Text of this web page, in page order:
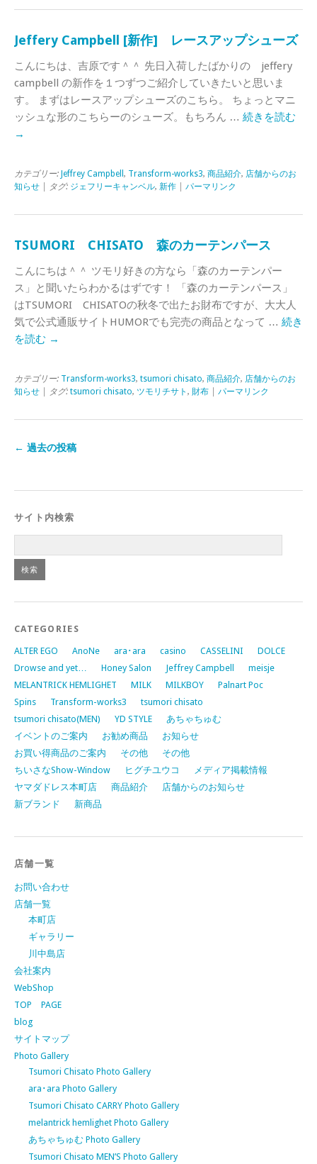
Jeffery Campbell [新作] レースアップシューズ
こんにちは、吉原です＾＾ 先日入荷したばかりの jeffery
campbell の新作を１つずつご紹介していきたいと思いま
す。 まずはレースアップシューズのこちら。 ちょっとマニ
ッシュな形のこちらーのシューズ。もちろん … 続きを読む
→
カテゴリー: Jeffrey Campbell , Transform-works3, 商品紹介, 店舗からのお
知らせ | タグ: ジェフリーキャンベル, 新作 パーマリンク
TSUMORI CHISATO 森のカーテンパース
こんにちは＾＾ ツモリ好きの方なら「森のカーテンパー
ス」と聞いたらわかるはずです！ 「森のカーテンパース」
はTSUMORI CHISATOの秋冬で出たお財布ですが、大大人
気で公式通販サイトHUMORでも完売の商品となって … 続き
を読む →
カテゴリー: Transform-works3, tsumori chisato, 商品紹介, 店舗からのお
知らせ | タグ: tsumori chisato, ツモリチサト , 財布 パーマリンク
← 過去の投稿
サイト内検索
CATEGORIES
ALTER EGO AnoNe ara･ara casino CASSELINI
DOLCE
Drowse and yet…
Honey Salon Jeffrey Campbell
meisje
MELANTRICK HEMLIGHET
MILK MILKBOY
Palnart Poc
Spins
Transform-works3
tsumori chisato
tsumori chisato(MEN)
YD STYLE
あちゃちゅむ
イベントのご案内
お勧め商品
お知らせ
お買い得商品のご案内
その他
その他
ちいさなShow-Window
ヒグチユウコ
メディア掲載情報
ヤマダドレス本町店
商品紹介
店舗からのお知らせ
新ブランド
新商品
店舗一覧
お問い合わせ
店舗一覧
本町店
ギャラリー
川中島店
会社案内
WebShop
TOP PAGE
blog
サイトマップ
Photo Gallery
Tsumori Chisato Photo Gallery
ara･ara Photo Gallery
Tsumori Chisato CARRY Photo Gallery
melantrick hemlighet Photo Gallery
あちゃちゅむ Photo Gallery
Tsumori Chisato MEN’S Photo Gallery